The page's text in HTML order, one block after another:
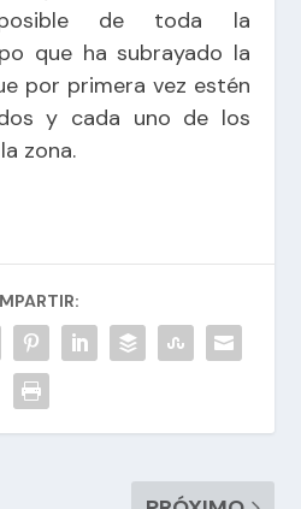
posible de toda la
que ha subrayado la
por primera vez estén
y cada uno de los
zona.